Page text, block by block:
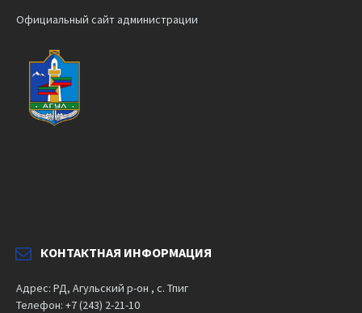
Официальный сайт администрации
КОНТАКТНАЯ ИНФОРМАЦИЯ
Адрес: РД, Агульский р-он , с. Тпиг
Телефон: +7 (243) 2-21-10